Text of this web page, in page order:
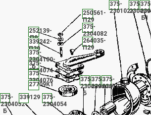
250561-
П29
252139-
П9
339242-
П29
375-
2304074
375-
2304076
27709К1
375-
2304052-
Б
339129 375-
2304054
375-
2304100-
Б
375-
2304082
264035-
П29
375-
2304098-
Б
375-
2301037
375-
2301036
375-
2301027
375-
Б1